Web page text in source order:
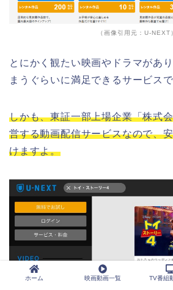
（画像引用元：U-NEXT）
とにかく観たい映画やドラマがあ
まうぐらいに満足できるサービスで
しかも、東証一部上場企業「株式
営する動画配信サービスなので、
けますよ。
ホーム 映画動画一覧 TV番組